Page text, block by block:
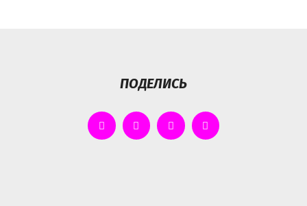
ПОДЕЛИСЬ